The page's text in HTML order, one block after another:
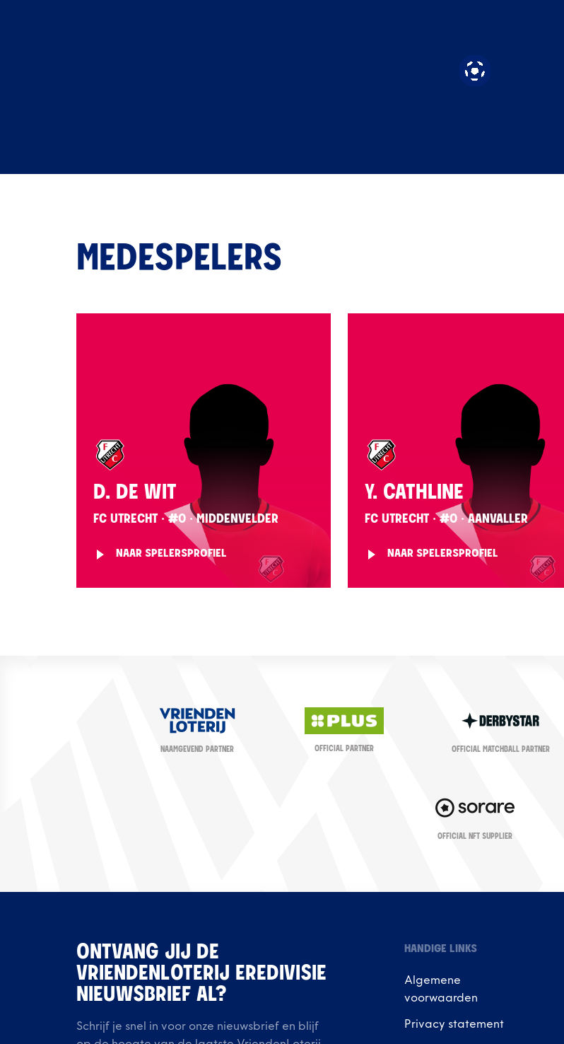
MEDESPELERS
D. DE WIT
FC UTRECHT · #0 · MIDDENVELDER
NAAR SPELERSPROFIEL
Y. CATHLINE
FC UTRECHT · #0 · AANVALLER
NAAR SPELERSPROFIEL
NAAMGEVEND PARTNER OFFICIAL PARTNER OFFICIAL MATCHBALL PARTNER
OFFICIAL NFT SUPPLIER
ONTVANG JIJ DE
VRIENDENLOTERIJ EREDIVISIE
NIEUWSBRIEF AL?
Schrijf je snel in voor onze nieuwsbrief en blijf
HANDIGE LINKS
Algemene
voorwaarden
Privacy statement